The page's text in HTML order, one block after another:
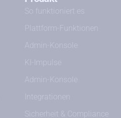
So funktioniert es
Plattform-Funktionen
Admin-Konsole
KI-Impulse
Admin-Konsole
Integrationen
Sicherheit & Compliance